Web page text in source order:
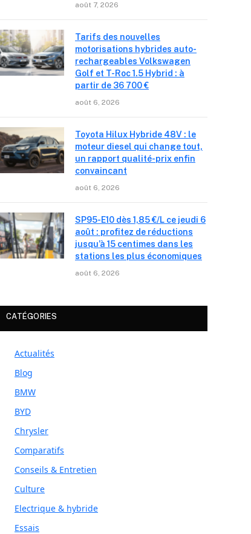
août 7, 2026
Tarifs des nouvelles
motorisations hybrides auto-
rechargeables Volkswagen
Golf et T-Roc 1.5 Hybrid : à
partir de 36 700 €
août 6, 2026
Toyota Hilux Hybride 48V : le
moteur diesel qui change tout,
un rapport qualité-prix enfin
convaincant
août 6, 2026
SP95-E10 dès 1,85 €/L ce jeudi 6
août : profitez de réductions
jusqu’à 15 centimes dans les
stations les plus économiques
août 6, 2026
CATÉGORIES
Actualités
Blog
BMW
BYD
Chrysler
Comparatifs
Conseils & Entretien
Culture
Electrique & hybride
Essais